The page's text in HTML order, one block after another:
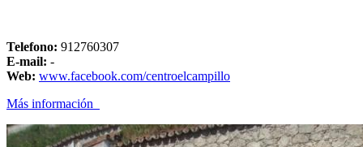
Telefono: 912760307
E-mail: -
Web: www.facebook.com/centroelcampillo
Más información